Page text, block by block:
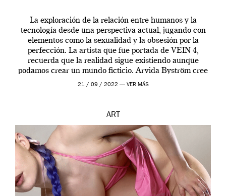
La exploración de la relación entre humanos y la
tecnología desde una perspectiva actual, jugando con
elementos como la sexualidad y la obsesión por la
perfección. La artista que fue portada de VEIN 4,
recuerda que la realidad sigue existiendo aunque
podamos crear un mundo ficticio. Arvida Byström cree
que los humanos tienen un complejo […]
21 / 09 / 2022 — VER MÁS
ART